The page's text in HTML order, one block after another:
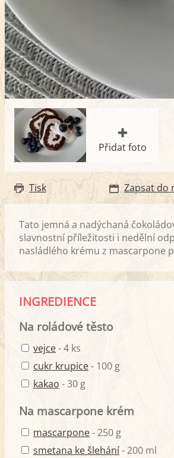
Přidat foto
Tisk Zapsat do
Tato jemná a nadýchaná
slavnostní příležitosti i nedělní
nasládlého krému z mascarpone
INGREDIENCE
Na roládové těsto
vejce- 4 ks
cukr krupice- 100 g
kakao - 30 g
Na mascarpone krém
mascarpone- 250 g
smetana ke šlehání- 200 ml